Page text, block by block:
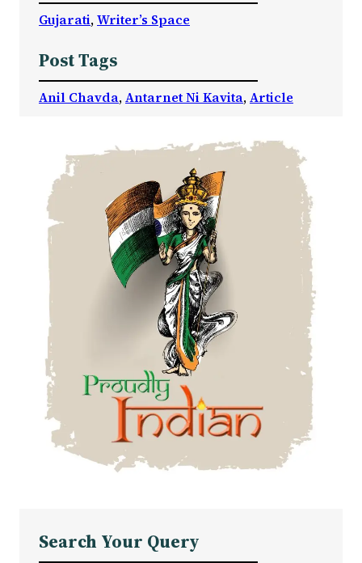
Gujarati, Writer’s Space
Post Tags
Anil Chavda, Antarnet Ni Kavita, Article
Search Your Query